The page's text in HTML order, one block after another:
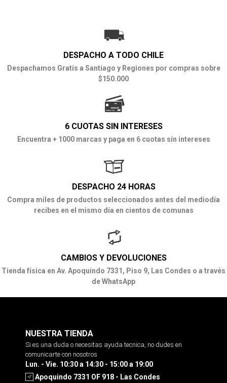
DESPACHO A TODO CHILE
Despachamos Gratis a Santiago y Regiones por compras sobre
$150.000
6 CUOTAS SIN INTERESES
Encuentra + 1000 marcas y paga en 6 cuotas sin intereses
DESPACHO 24 HORAS
Compra miles de productos seleccionados antes del mediodía
recibes en el mismo día en cientos de comunas
CAMBIOS Y DEVOLUCIONES
Tienda física en Av. Apoquindo 7331, Piso 9, Las Condes o a través
de WhatsApp
NUESTRA TIENDA
Si es una duda o necesitas ayuda tecnica, no dudes en
comunicarte con nosotros
Lun. - Vie. 10:30 a 14:30 - 15:00 a 19:00
Apoquindo 7331 OF 918 - Las Condes